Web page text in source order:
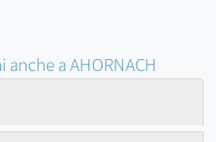
a AHORNACH